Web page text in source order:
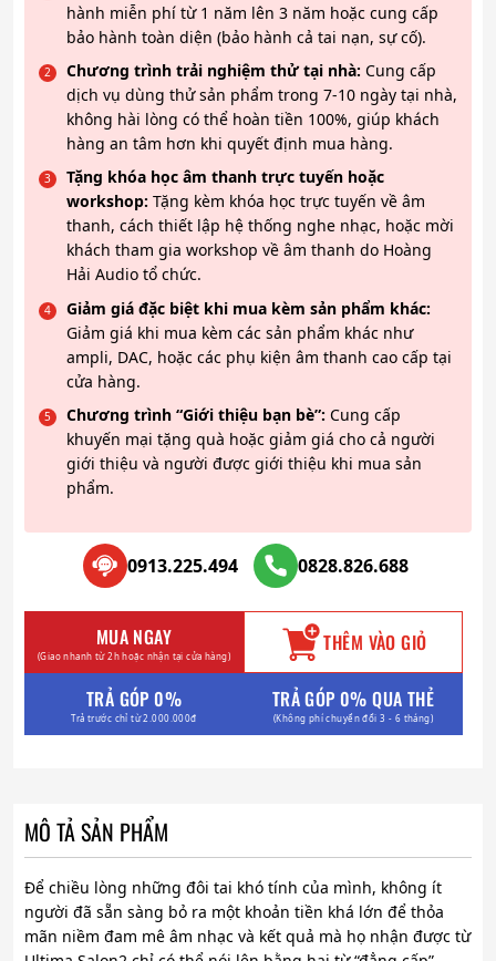
hành miễn phí từ 1 năm lên 3 năm hoặc cung cấp
bảo hành toàn diện (bảo hành cả tai nạn, sự cố).
Chương trình trải nghiệm thử tại nhà: Cung cấp
dịch vụ dùng thử sản phẩm trong 7-10 ngày tại nhà,
không hài lòng có thể hoàn tiền 100%, giúp khách
hàng an tâm hơn khi quyết định mua hàng.
Tặng khóa học âm thanh trực tuyến hoặc
workshop: Tặng kèm khóa học trực tuyến về âm
thanh, cách thiết lập hệ thống nghe nhạc, hoặc mời
khách tham gia workshop về âm thanh do Hoàng
Hải Audio tổ chức.
Giảm giá đặc biệt khi mua kèm sản phẩm khác:
Giảm giá khi mua kèm các sản phẩm khác như
ampli, DAC, hoặc các phụ kiện âm thanh cao cấp tại
cửa hàng.
Chương trình “Giới thiệu bạn bè”: Cung cấp
khuyến mại tặng quà hoặc giảm giá cho cả người
giới thiệu và người được giới thiệu khi mua sản
phẩm.
0913.225.494 0828.826.688
MUA NGAY
(Giao nhanh từ 2h hoặc nhận tại cửa hàng) THÊM VÀO GIỎ
TRẢ GÓP 0%
Trả trước chỉ từ 2.000.000đ
TRẢ GÓP 0% QUA THẺ
(Không phí chuyển đổi 3 - 6 tháng)
MÔ TẢ SẢN PHẨM
Để chiều lòng những đôi tai khó tính của mình, không ít
người đã sẵn sàng bỏ ra một khoản tiền khá lớn để thỏa
mãn niềm đam mê âm nhạc và kết quả mà họ nhận được từ